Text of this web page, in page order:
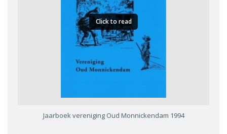
Click to read
Jaarboek vereniging Oud Monnickendam 1994